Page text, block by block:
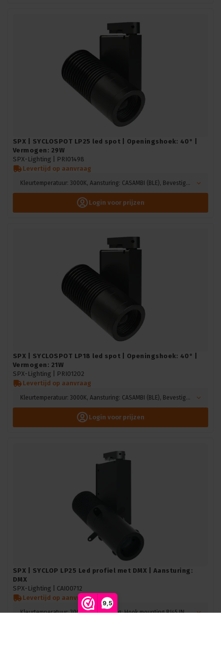
9,5
SPX | SYCLOSPOT LP25 led spot | Openingshoek: 40° |
Vermogen: 29W
SPX-Lighting |
PRI01498
Levertijd op aanvraag
Kleurtemperatuur: 3000K, Aansturing: CASAMBI (BLE), Bevestiging: Hook mounting, Kleur: Zwart
Login voor prijzen
SPX | SYCLOSPOT LP18 led spot | Openingshoek: 40° |
Vermogen: 21W
SPX-Lighting |
PRI01202
Levertijd op aanvraag
Kleurtemperatuur: 3000K, Aansturing: CASAMBI (BLE), Bevestiging: Hook mounting, Kleur: Zwart
Login voor prijzen
SPX | SYCLOP LP25 Led profiel met DMX | Aansturing:
DMX
SPX-Lighting | CAI00712
Levertijd op aanvraag
Kleurtemperatuur: 3000K, Bevestiging: Hook mounting RJ45 IN/OUT + PowerCon IN/OUT, Kleur: Zwart